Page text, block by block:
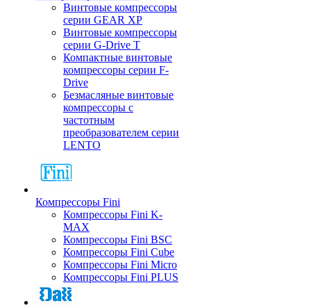
Винтовые компрессоры
серии GEAR XP
Винтовые компрессоры
серии G-Drive T
Компактные винтовые
компрессоры серии F-
Drive
Безмасляные винтовые
компрессоры с
частотным
преобразователем серии
LENTO
Компрессоры Fini
Компрессоры Fini K-
MAX
Компрессоры Fini BSC
Компрессоры Fini Cube
Компрессоры Fini Micro
Компрессоры Fini PLUS